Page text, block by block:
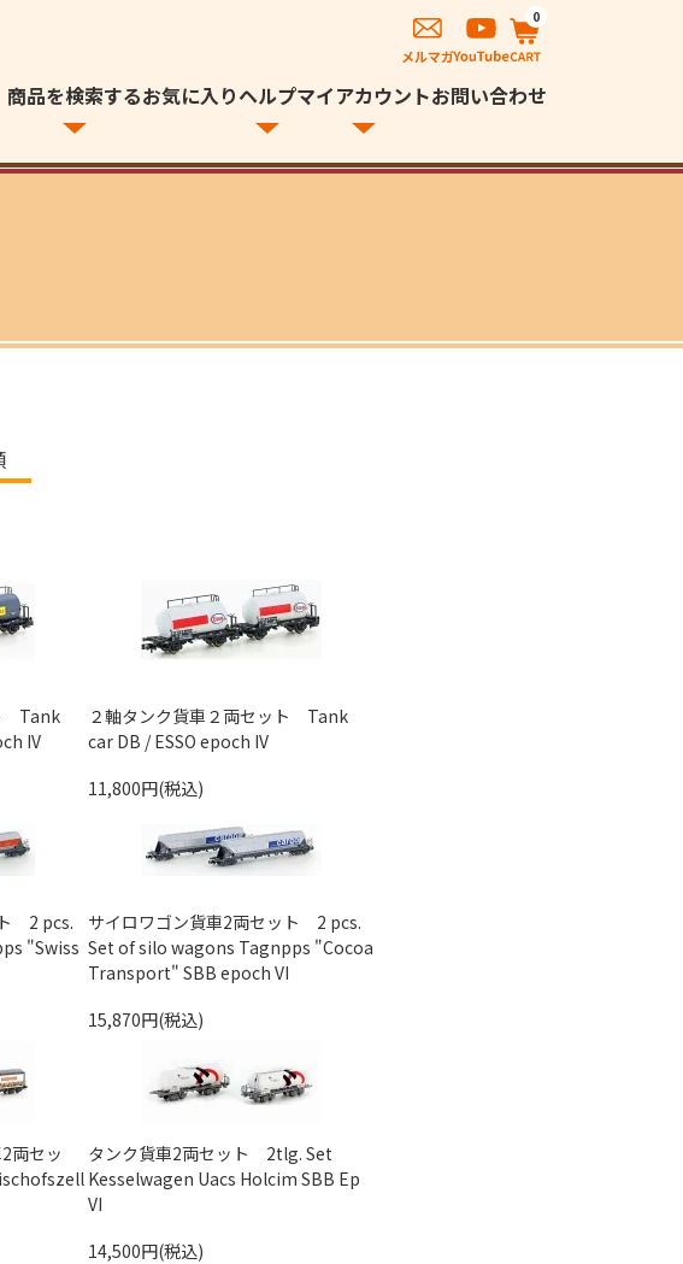
0
商品を検索するお気に入りヘルプマイアカウントお問い合わせ
Tank
IV
２軸タンク貨車２両セット Tank
car DB / ESSO epoch IV
11,800円(税込)
2 pcs.
"Swiss
サイロワゴン貨車2両セット 2 pcs.
Set of silo wagons Tagnpps "Cocoa
Transport" SBB epoch VI
15,870円(税込)
両セッ
タンク貨車2両セット 2tlg. Set
Kesselwagen Uacs Holcim SBB Ep
VI
14,500円(税込)